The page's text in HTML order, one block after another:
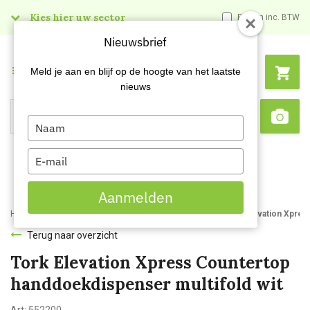
Kies hier uw sector Prijzen inc. BTW
Search
Menu
Home Webshop Dispensers Handdoekdispensers Tork Elevation
Terug naar overzicht
Tork Elevation Xpress Countertop
handdoekdispenser multifold wit
Nieuwsbrief
Meld je aan en blijf op de hoogte van het laatste
nieuws
Type
your
name
Type
your
email
Aanmelden